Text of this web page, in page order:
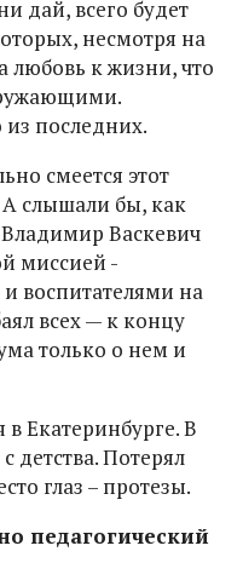
дай, всего будет
несмотря на
любовь к жизни, что
последних.
смеется этот
слышали бы, как
Владимир Васкевич
миссией -
воспитателями на
всех — к концу
только о нем и
Екатеринбурге. В
детства. Потерял
глаз – протезы.
педагогический